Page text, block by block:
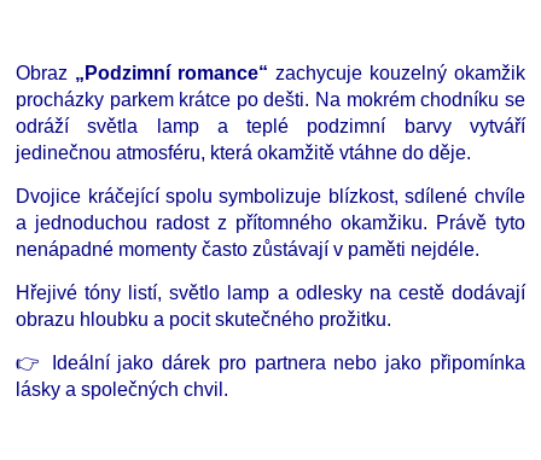
Obraz „Podzimní romance“ zachycuje kouzelný okamžik
procházky parkem krátce po dešti. Na mokrém chodníku se
odráží světla lamp a teplé podzimní barvy vytváří
jedinečnou atmosféru, která okamžitě vtáhne do děje.
Dvojice kráčející spolu symbolizuje blízkost, sdílené chvíle
a jednoduchou radost z přítomného okamžiku. Právě tyto
nenápadné momenty často zůstávají v paměti nejdéle.
Hřejivé tóny listí, světlo lamp a odlesky na cestě dodávají
obrazu hloubku a pocit skutečného prožitku.
👉 Ideální jako dárek pro partnera nebo jako připomínka
lásky a společných chvil.